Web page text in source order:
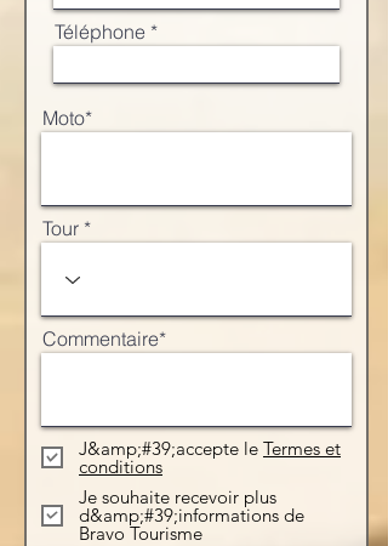
Téléphone *
Moto*
Tour *
Commentaire*
J&amp;#39;accepte le Termes et
conditions
Je souhaite recevoir plus
d&amp;#39;informations de
Bravo Tourisme